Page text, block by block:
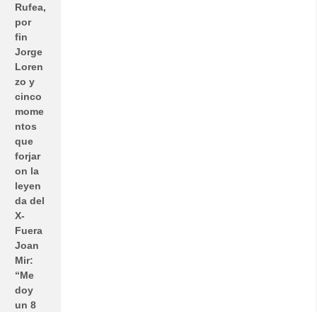
Rufea,
por
fin
Jorge
Loren
zo y
cinco
mome
ntos
que
forjar
on la
leyen
da del
X-
Fuera
Joan
Mir:
“Me
doy
un 8